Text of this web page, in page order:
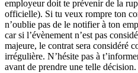
employeur doit te prévenir de la
officielle). Si tu veux rompre ton
n’oublie pas de le notifier à ton
car si l’évènement n’est pas
majeure, le contrat sera considéré
irrégulière. N’hésite pas à
avant de prendre une telle décision.